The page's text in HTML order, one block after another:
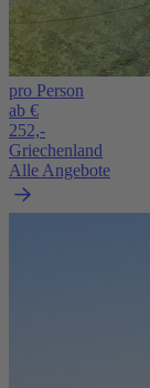
pro Person
ab €
252,-
Griechenland
Alle Angebote